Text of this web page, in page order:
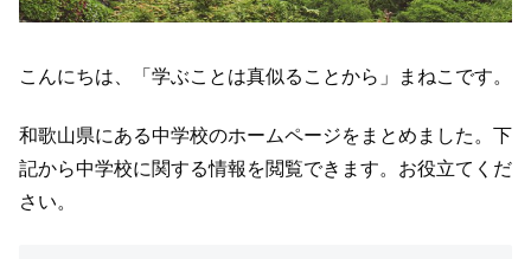
こんにちは、「学ぶことは真似ることから」まねこです。
和歌山県にある中学校のホームページをまとめました。下
記から中学校に関する情報を閲覧できます。お役立てくだ
さい。